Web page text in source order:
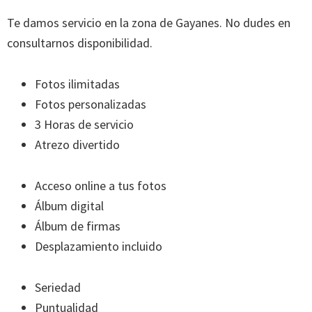
Te damos servicio en la zona de Gayanes. No dudes en
consultarnos disponibilidad.
Fotos ilimitadas
Fotos personalizadas
3 Horas de servicio
Atrezo divertido
Acceso online a tus fotos
Álbum digital
Álbum de firmas
Desplazamiento incluido
Seriedad
Puntualidad